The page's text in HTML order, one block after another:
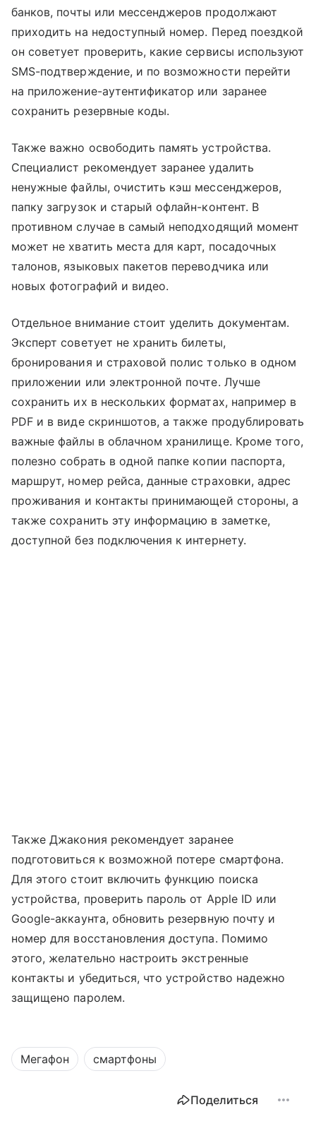
банков, почты или мессенджеров продолжают
приходить на недоступный номер. Перед поездкой
он советует проверить, какие сервисы используют
SMS-подтверждение, и по возможности перейти
на приложение-аутентификатор или заранее
сохранить резервные коды.
Также важно освободить память устройства.
Специалист рекомендует заранее удалить
ненужные файлы, очистить кэш мессенджеров,
папку загрузок и старый офлайн-контент. В
противном случае в самый неподходящий момент
может не хватить места для карт, посадочных
талонов, языковых пакетов переводчика или
новых фотографий и видео.
Отдельное внимание стоит уделить документам.
Эксперт советует не хранить билеты,
бронирования и страховой полис только в одном
приложении или электронной почте. Лучше
сохранить их в нескольких форматах, например в
PDF и в виде скриншотов, а также продублировать
важные файлы в облачном хранилище. Кроме того,
полезно собрать в одной папке копии паспорта,
маршрут, номер рейса, данные страховки, адрес
проживания и контакты принимающей стороны, а
также сохранить эту информацию в заметке,
доступной без подключения к интернету.
Также Джакония рекомендует заранее
подготовиться к возможной потере смартфона.
Для этого стоит включить функцию поиска
устройства, проверить пароль от Apple ID или
Google-аккаунта, обновить резервную почту и
номер для восстановления доступа. Помимо
этого, желательно настроить экстренные
контакты и убедиться, что устройство надежно
защищено паролем.
Мегафон смартфоны
Поделиться